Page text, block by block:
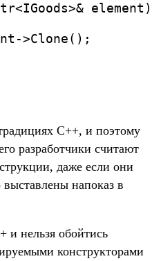
>Clone();
C++, и поэтому
разработчики считают
даже если они
напоказ в
и нельзя обойтись
конструкторами